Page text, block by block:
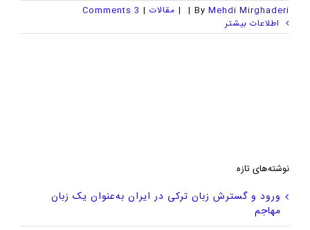
By Mehdi Mirghaderi
|
| مقالات |
3 Comments
اطلاعات بیشتر
نوشته‌های تازه
ورود و گسترش زبان ترکی در ایران به‌عنوان یک زبان
مهاجم